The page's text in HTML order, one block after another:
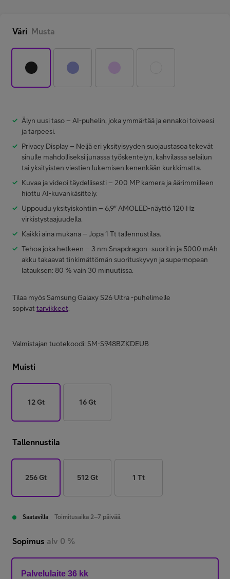
Väri Musta
Älyn uusi taso – AI-puhelin, joka ymmärtää ja ennakoi toiveesi
ja tarpeesi.
Privacy Display – Neljä eri yksityisyyden suojaustasoa tekevät
sinulle mahdolliseksi junassa työskentelyn, kahvilassa selailun
tai yksityisten viestien lukemisen kenenkään kurkkimatta.
Kuvaa ja videoi täydellisesti – 200 MP kamera ja äärimmilleen
hiottu AI-kuvankäsittely.
Uppoudu yksityiskohtiin – 6,9″ AMOLED-näyttö 120 Hz
virkistystaajuudella.
Kaikki aina mukana – Jopa 1 Tt tallennustilaa.
Tehoa joka hetkeen – 3 nm Snapdragon -suoritin ja 5000 mAh
akku takaavat tinkimättömän suorituskyvyn ja supernopean
latauksen: 80 % vain 30 minuutissa.
Tilaa myös Samsung Galaxy S26 Ultra -puhelimelle
sopivat tarvikkeet.
Valmistajan tuotekoodi: SM-S948BZKDEUB
Muisti
12 Gt 16 Gt
Tallennustila
256 Gt 512 Gt 1 Tt
Saatavilla Toimitusaika 2–7 päivää.
Sopimus alv 0 %
Palvelulaite 36 kk